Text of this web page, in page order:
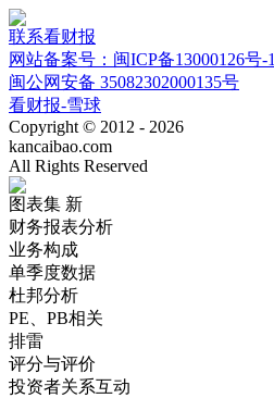
联系看财报
网站备案号：闽ICP备13000126号-1
闽公网安备 35082302000135号
看财报-雪球
Copyright © 2012 - 2026
kancaibao.com
All Rights Reserved
图表集 新
财务报表分析
业务构成
单季度数据
杜邦分析
PE、PB相关
排雷
评分与评价
投资者关系互动